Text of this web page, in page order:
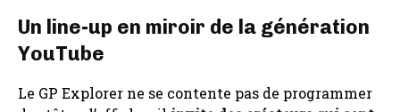
Un line-up en miroir de la génération
YouTube
Le GP Explorer ne se contente pas de programmer